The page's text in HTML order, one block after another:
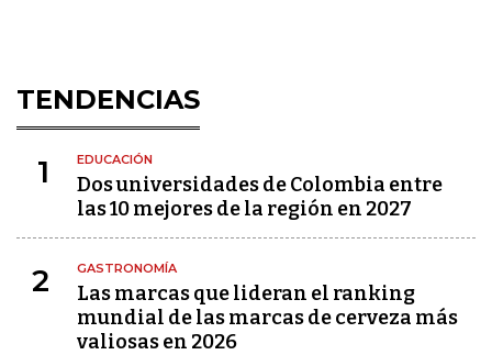
TENDENCIAS
1 EDUCACIÓN
Dos universidades de Colombia entre
las 10 mejores de la región en 2027
2 GASTRONOMÍA
Las marcas que lideran el ranking
mundial de las marcas de cerveza más
valiosas en 2026